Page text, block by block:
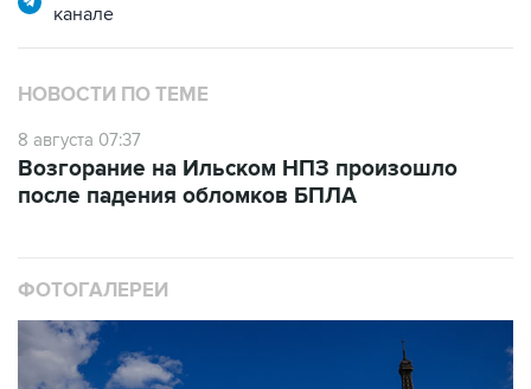
канале
НОВОСТИ ПО ТЕМЕ
8 августа 07:37
Возгорание на Ильском НПЗ произошло
после падения обломков БПЛА
ФОТОГАЛЕРЕИ